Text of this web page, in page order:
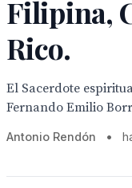
Filipina,
Rico.
El Sacerdote
Fernando Emilio
Antonio Rendón •